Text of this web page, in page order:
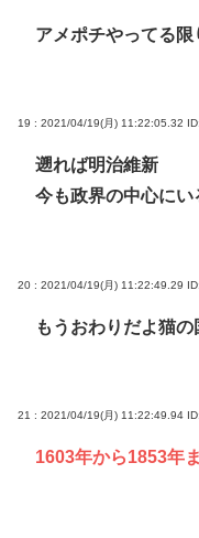
アメポチやってる限
19 : 2021/04/19(月) 11:22:05.32
遡れば明治維新
今も政界の中心に
20 : 2021/04/19(月) 11:22:49.29
もうおわりだよ猫の
21 : 2021/04/19(月) 11:22:49.94
1603年から1853年